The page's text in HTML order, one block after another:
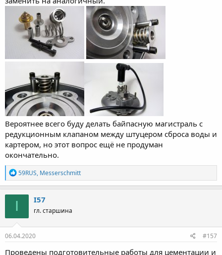
Вероятнее всего буду делать байпасную магистраль с
редукционным клапаном между штуцером сброса воды и
картером, но этот вопрос ещё не продуман
окончательно.
Р
е
а
к
и
:
59RUS, Messerschmitt
I I57
гл. старшина
06.04.2020 #157
Проведены подготовительные работы для цементации и